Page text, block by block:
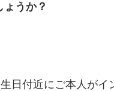
うか？
日付近にご本人が